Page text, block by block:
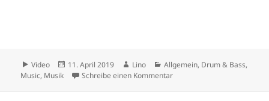
Format
Video
Veröffentlicht
am
11. April 2019 Autor
Lino Kategorien
Allgemein, Drum & Bass,
Music, Musik Schreibe einen Kommentarzu Lino Casu in THE MIX –